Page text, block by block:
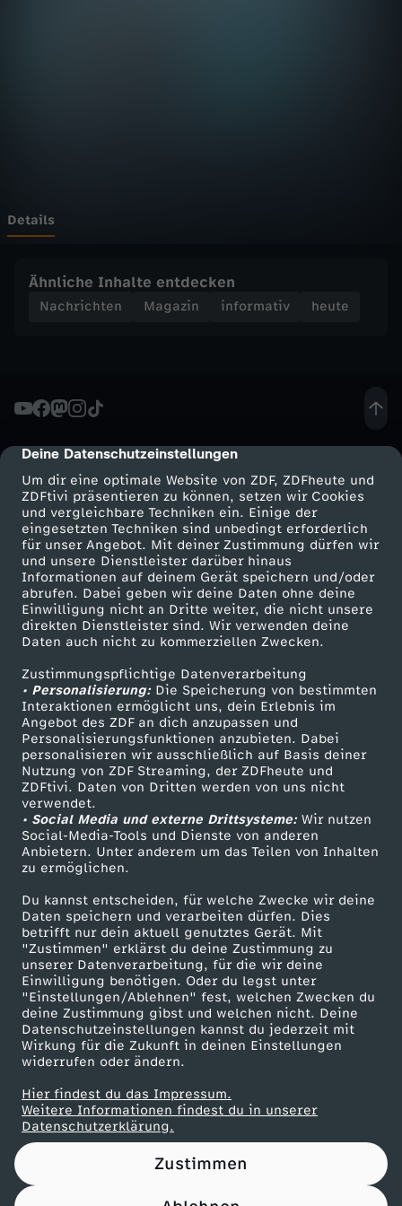
cmp-dialog-description
Deine Datenschutzeinstellungen
Um dir eine optimale Website von ZDF, ZDFheute und
ZDFtivi präsentieren zu können, setzen wir Cookies
und vergleichbare Techniken ein. Einige der
eingesetzten Techniken sind unbedingt erforderlich
für unser Angebot. Mit deiner Zustimmung dürfen wir
und unsere Dienstleister darüber hinaus
Informationen auf deinem Gerät speichern und/oder
abrufen. Dabei geben wir deine Daten ohne deine
Einwilligung nicht an Dritte weiter, die nicht unsere
direkten Dienstleister sind. Wir verwenden deine
Daten auch nicht zu kommerziellen Zwecken.
Zustimmungspflichtige Datenverarbeitung
• Personalisierung:Die Speicherung von bestimmten
Interaktionen ermöglicht uns, dein Erlebnis im
Angebot des ZDF an dich anzupassen und
Personalisierungsfunktionen anzubieten. Dabei
personalisieren wir ausschließlich auf Basis deiner
Nutzung von ZDF Streaming, der ZDFheute und
ZDFtivi. Daten von Dritten werden von uns nicht
verwendet.
• Social Media und externe Drittsysteme:Wir nutzen
Social-Media-Tools und Dienste von anderen
Anbietern. Unter anderem um das Teilen von Inhalten
zu ermöglichen.
Du kannst entscheiden, für welche Zwecke wir deine
Daten speichern und verarbeiten dürfen. Dies
betrifft nur dein aktuell genutztes Gerät. Mit
"Zustimmen" erklärst du deine Zustimmung zu
unserer Datenverarbeitung, für die wir deine
Einwilligung benötigen. Oder du legst unter
"Einstellungen/Ablehnen" fest, welchen Zwecken du
deine Zustimmung gibst und welchen nicht. Deine
Datenschutzeinstellungen kannst du jederzeit mit
Wirkung für die Zukunft in deinen Einstellungen
widerrufen oder ändern.
Hier findest du das Impressum.
Weitere Informationen findest du in unserer
Datenschutzerklärung.
Zustimmen
t
S
n
d
u
n
g
v
o
m
0
2
.
0
7
.
2
0
2
6
Details
Ähnliche Inhalte entdecken
Nachrichten Magazin informativ heute
Mehr ZDF
ZDF-Apps
Smart TV
ZDFtext
Livestreams
Sendungen A-Z
TV-Programm
Service
ZDFmitreden
Kontakt zum ZDF
Tickets
Zuschauerservice
Hilfe
ZDF Unternehmen
Karriere
ZDF goes Schule
Werbefernsehen
Mainzelmännchen
Partner